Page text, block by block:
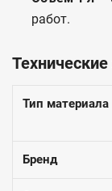
работ.
Тип материала
Бренд